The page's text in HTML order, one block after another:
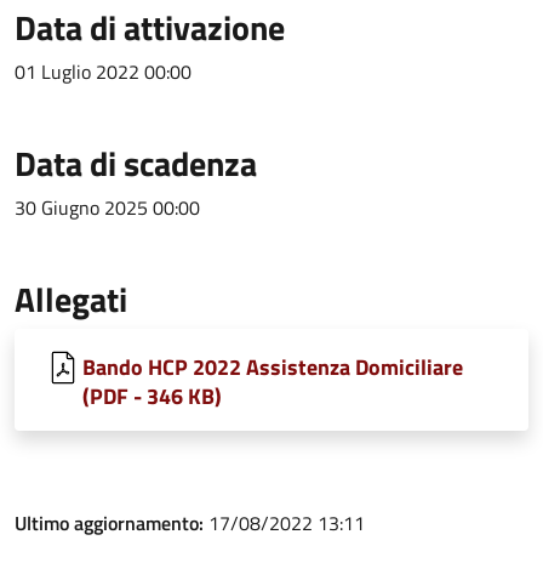
Data di attivazione
01 Luglio 2022 00:00
Data di scadenza
30 Giugno 2025 00:00
Allegati
Bando HCP 2022 Assistenza Domiciliare
(PDF - 346 KB)
Ultimo aggiornamento: 17/08/2022 13:11